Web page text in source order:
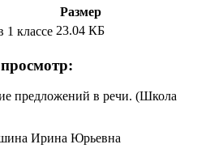
Размер
1 классе 23.04 КБ
предложений в речи. (Школа
Ирина Юрьевна